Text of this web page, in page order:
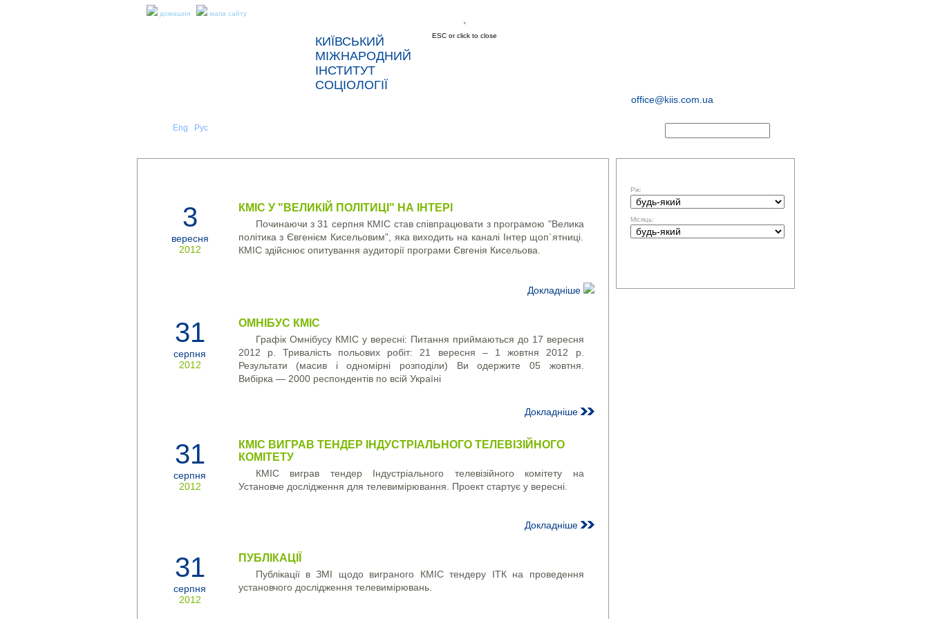
домашня мапа сайту
КИЇВСЬКИЙ
МІЖНАРОДНИЙ
ІНСТИТУТ
СОЦІОЛОГІЇ
office@kiis.com.ua
Eng Рус
ESC or click to close
3
вересня
2012
КМІС У "ВЕЛИКІЙ ПОЛІТИЦІ" НА ІНТЕРІ
Починаючи з 31 серпня КМІС став співпрацювати з програмою "Велика
політика з Євгенієм Кисельовим", яка виходить на каналі Інтер щоп`ятниці.
КМІС здійснює опитування аудиторії програми Євгенія Кисельова.
Докладніше
31
серпня
2012
ОМНІБУС КМІС
Графік Омнібусу КМІС у вересні: Питання приймаються до 17 вересня
2012 р. Тривалість польових робіт: 21 вересня – 1 жовтня 2012 р.
Результати (масив і одномірні розподіли) Ви одержите 05 жовтня.
Вибірка — 2000 респондентів по всій Україні
Докладніше
31
серпня
2012
КМІС ВИГРАВ ТЕНДЕР ІНДУСТРІАЛЬНОГО ТЕЛЕВІЗІЙНОГО
КОМІТЕТУ
КМІС виграв тендер Індустріального телевізійного комітету на
Установче дослідження для телевимірювання. Проект стартує у вересні.
Докладніше
31
серпня
2012
ПУБЛІКАЦІЇ
Публікації в ЗМІ щодо виграного КМІС тендеру ІТК на проведення
установчого дослідження телевимірювань.
Рік:
Місяць: